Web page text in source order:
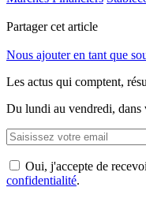
Partager cet article
Nous ajouter en tant que
Les actus qui comptent,
Du lundi au vendredi, dans
Oui, j'accepte de
confidentialité.